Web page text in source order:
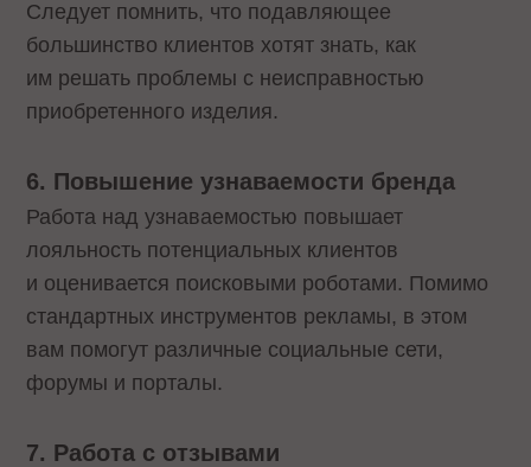
Следует помнить, что подавляющее
большинство клиентов хотят знать, как
им решать проблемы с неисправностью
приобретенного изделия.
6. Повышение узнаваемости бренда
Работа над узнаваемостью повышает
лояльность потенциальных клиентов
и оценивается поисковыми роботами. Помимо
стандартных инструментов рекламы, в этом
вам помогут различные социальные сети,
форумы и порталы.
7. Работа с отзывами